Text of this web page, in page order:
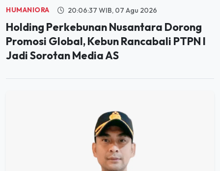
Holding Perkebunan Nusantara Dorong
Promosi Global, Kebun Rancabali PTPN I
Jadi Sorotan Media AS